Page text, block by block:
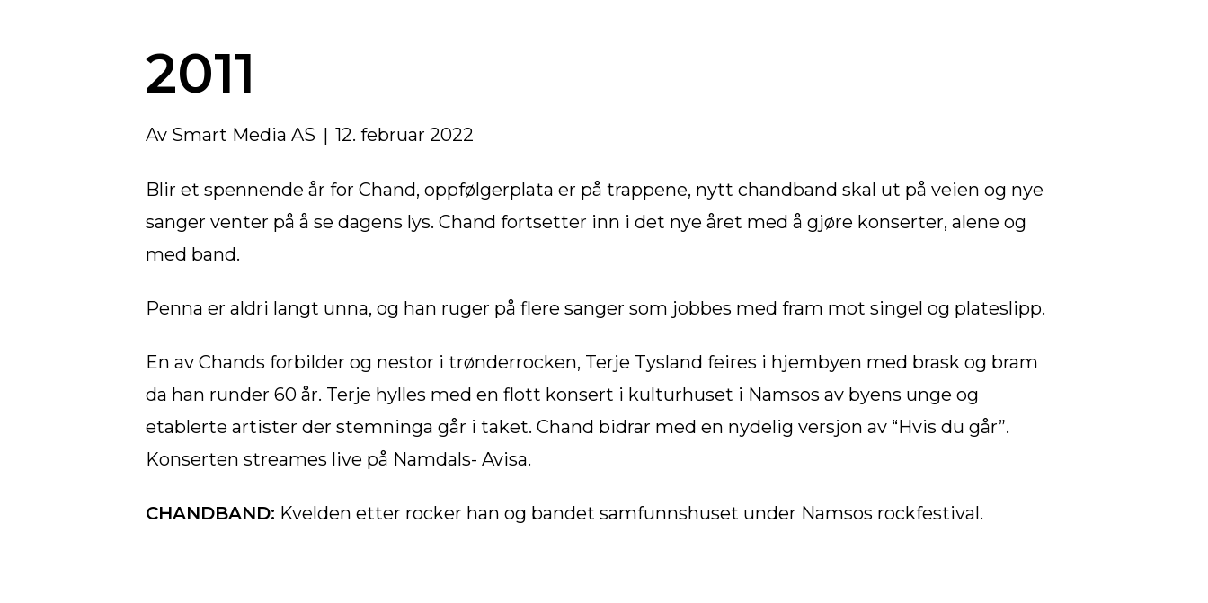
2011
Av Smart Media AS | 12. februar 2022
Blir et spennende år for Chand, oppfølgerplata er på trappene, nytt chandband skal ut på veien og nye
sanger venter på å se dagens lys. Chand fortsetter inn i det nye året med å gjøre konserter, alene og
med band.
Penna er aldri langt unna, og han ruger på flere sanger som jobbes med fram mot singel og plateslipp.
En av Chands forbilder og nestor i trønderrocken, Terje Tysland feires i hjembyen med brask og bram
da han runder 60 år. Terje hylles med en flott konsert i kulturhuset i Namsos av byens unge og
etablerte artister der stemninga går i taket. Chand bidrar med en nydelig versjon av “Hvis du går”.
Konserten streames live på Namdals- Avisa.
CHANDBAND: Kvelden etter rocker han og bandet samfunnshuset under Namsos rockfestival.